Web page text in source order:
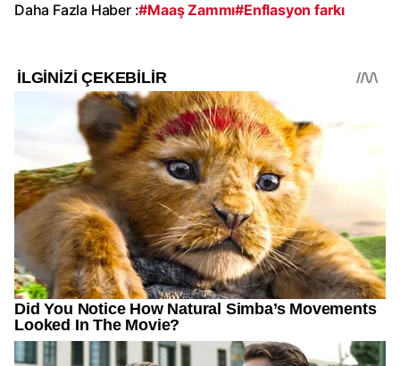
Daha Fazla Haber :#Maaş Zammı#Enflasyon farkı